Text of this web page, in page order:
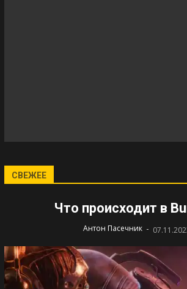
СВЕЖЕЕ
Что происходит в
Антон Пасечник -